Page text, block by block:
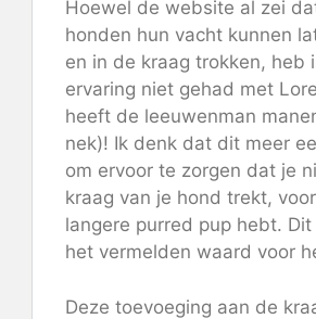
Hoewel de website al zei
honden hun vacht kunnen
en in de kraag trokken, heb
ervaring niet gehad met
heeft de leeuwenman
nek)! Ik denk dat dit meer
om ervoor te zorgen dat je
kraag van je hond trekt,
langere purred pup hebt.
het vermelden waard voor
Deze toevoeging aan de